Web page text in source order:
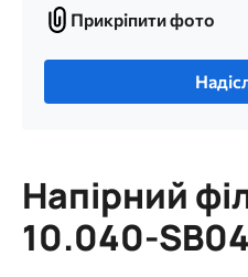
Прикріпити
фото
Прикріпити фото
Лише
МБ.
Дозволені
типи:
Напірний
10.040-